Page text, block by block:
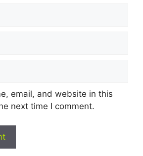
email, and website in this
next time I comment.